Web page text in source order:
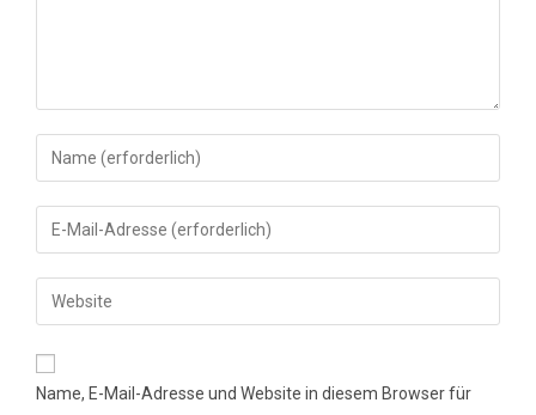
Gib
deinen
Namen
oder
zum
Kommentieren
ein
Gib
deine
E-
Mail-
zum
Kommentieren
Gib
deine
Website-
Name, E-Mail-Adresse und Website in diesem Browser für